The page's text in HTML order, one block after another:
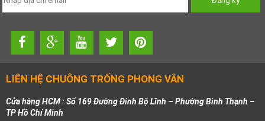
LIÊN HỆ CHUÔNG TRỐNG PHONG VÂN
Cửa hàng HCM : Số 169 Đường Đinh Bộ Lĩnh – Phường Bình Thạnh –
TP Hồ Chí Minh